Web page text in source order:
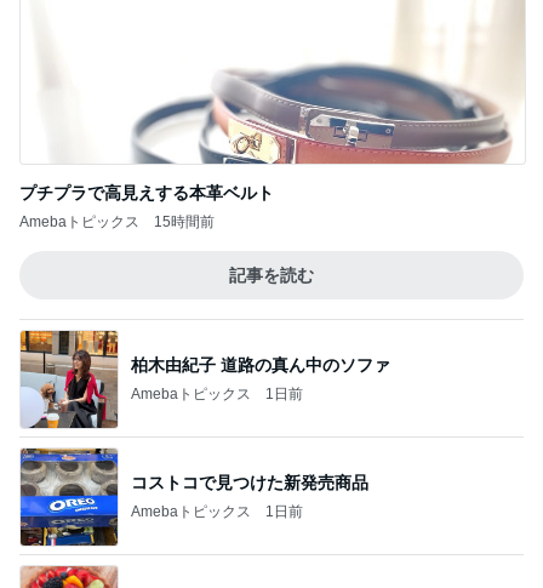
プチプラで高見えする本革ベルト
Amebaトピックス 15時間前
記事を読む
柏木由紀子 道路の真ん中のソファ
Amebaトピックス 1日前
コストコで見つけた新発売商品
Amebaトピックス 1日前